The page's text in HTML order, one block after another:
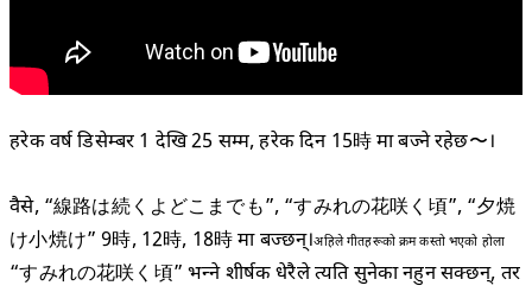
हरेक वर्ष डिसेम्बर 1 देखि 25 सम्म, हरेक दिन 15時 मा बज्ने रहेछ〜।
वैसे, “線路は続くよどこまでも”, “すみれの花咲く頃”, “夕焼
け小焼け” 9時, 12時, 18時 मा बज्छन्।अहिले गीतहरूको क्रम कस्तो भएको होला
“すみれの花咲く頃” भन्ने शीर्षक धेरैले त्यति सुनेका नहुन सक्छन्, तर